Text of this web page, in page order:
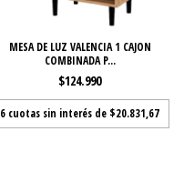
MESA DE LUZ VALENCIA 1 CAJON
COMBINADA P...
$124.990
6 cuotas sin interés de $20.831,67